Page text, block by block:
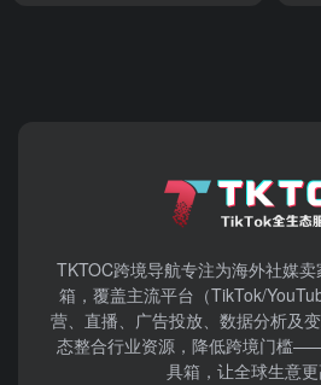
TKTOC跨境导航​专注为海外社媒
箱，覆盖主流平台（TikTok/
营、直播、广告投放、数据分析及
态整合行业资源，降低跨境门槛
具箱，让全球生意更